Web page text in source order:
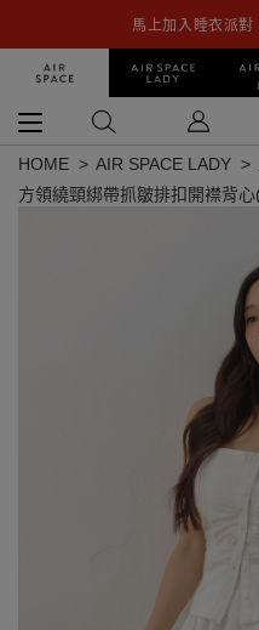
馬上加入睡衣派
HOME AIR SPACE LADY
方領繞頸綁帶抓皺排扣開襟背